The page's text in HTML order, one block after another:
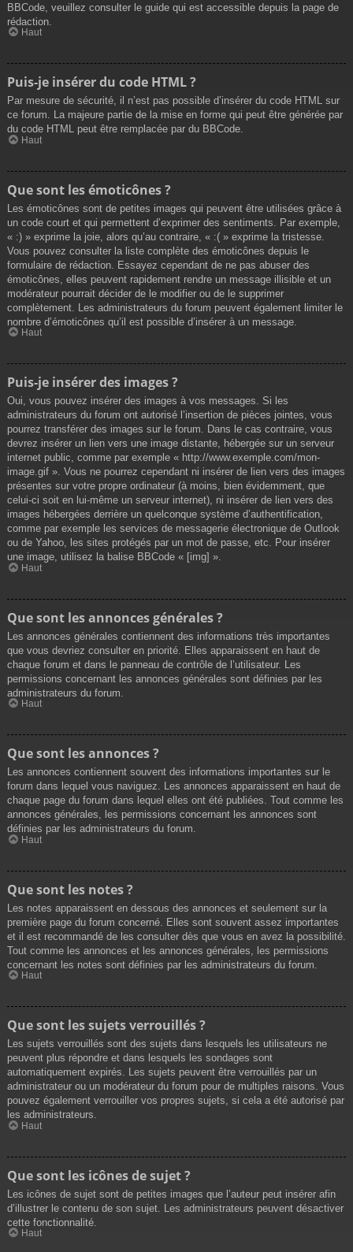
BBCode, veuillez consulter le guide qui est accessible depuis la page de
rédaction.
Haut
Puis-je insérer du code HTML ?
Par mesure de sécurité, il n’est pas possible d’insérer du code HTML sur
ce forum. La majeure partie de la mise en forme qui peut être générée par
du code HTML peut être remplacée par du BBCode.
Haut
Que sont les émoticônes ?
Les émoticônes sont de petites images qui peuvent être utilisées grâce à
un code court et qui permettent d’exprimer des sentiments. Par exemple,
« :) » exprime la joie, alors qu’au contraire, « :( » exprime la tristesse.
Vous pouvez consulter la liste complète des émoticônes depuis le
formulaire de rédaction. Essayez cependant de ne pas abuser des
émoticônes, elles peuvent rapidement rendre un message illisible et un
modérateur pourrait décider de le modifier ou de le supprimer
complètement. Les administrateurs du forum peuvent également limiter le
nombre d’émoticônes qu’il est possible d’insérer à un message.
Haut
Puis-je insérer des images ?
Oui, vous pouvez insérer des images à vos messages. Si les
administrateurs du forum ont autorisé l’insertion de pièces jointes, vous
pourrez transférer des images sur le forum. Dans le cas contraire, vous
devrez insérer un lien vers une image distante, hébergée sur un serveur
internet public, comme par exemple « http://www.exemple.com/mon-
image.gif ». Vous ne pourrez cependant ni insérer de lien vers des images
présentes sur votre propre ordinateur (à moins, bien évidemment, que
celui-ci soit en lui-même un serveur internet), ni insérer de lien vers des
images hébergées derrière un quelconque système d’authentification,
comme par exemple les services de messagerie électronique de Outlook
ou de Yahoo, les sites protégés par un mot de passe, etc. Pour insérer
une image, utilisez la balise BBCode « [img] ».
Haut
Que sont les annonces générales ?
Les annonces générales contiennent des informations très importantes
que vous devriez consulter en priorité. Elles apparaissent en haut de
chaque forum et dans le panneau de contrôle de l’utilisateur. Les
permissions concernant les annonces générales sont définies par les
administrateurs du forum.
Haut
Que sont les annonces ?
Les annonces contiennent souvent des informations importantes sur le
forum dans lequel vous naviguez. Les annonces apparaissent en haut de
chaque page du forum dans lequel elles ont été publiées. Tout comme les
annonces générales, les permissions concernant les annonces sont
définies par les administrateurs du forum.
Haut
Que sont les notes ?
Les notes apparaissent en dessous des annonces et seulement sur la
première page du forum concerné. Elles sont souvent assez importantes
et il est recommandé de les consulter dès que vous en avez la possibilité.
Tout comme les annonces et les annonces générales, les permissions
concernant les notes sont définies par les administrateurs du forum.
Haut
Que sont les sujets verrouillés ?
Les sujets verrouillés sont des sujets dans lesquels les utilisateurs ne
peuvent plus répondre et dans lesquels les sondages sont
automatiquement expirés. Les sujets peuvent être verrouillés par un
administrateur ou un modérateur du forum pour de multiples raisons. Vous
pouvez également verrouiller vos propres sujets, si cela a été autorisé par
les administrateurs.
Haut
Que sont les icônes de sujet ?
Les icônes de sujet sont de petites images que l’auteur peut insérer afin
d’illustrer le contenu de son sujet. Les administrateurs peuvent désactiver
cette fonctionnalité.
Haut